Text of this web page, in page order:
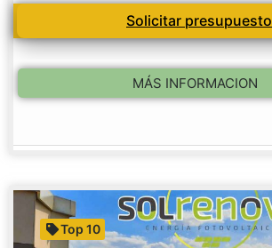
Solicitar presupuesto
MÁS INFORMACION
Top 10